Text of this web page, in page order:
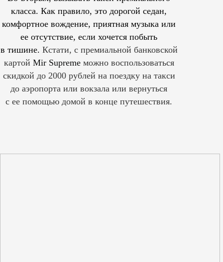
класса. Как правило, это дорогой седан,
комфортное вождение, приятная музыка или
ее отсутствие, если хочется побыть
в тишине. Кстати, с премиальной банковской
картой Mir Supreme можно воспользоваться
скидкой до 2000 рублей на поездку на такси
до аэропорта или вокзала или вернуться
с ее помощью домой в конце путешествия.